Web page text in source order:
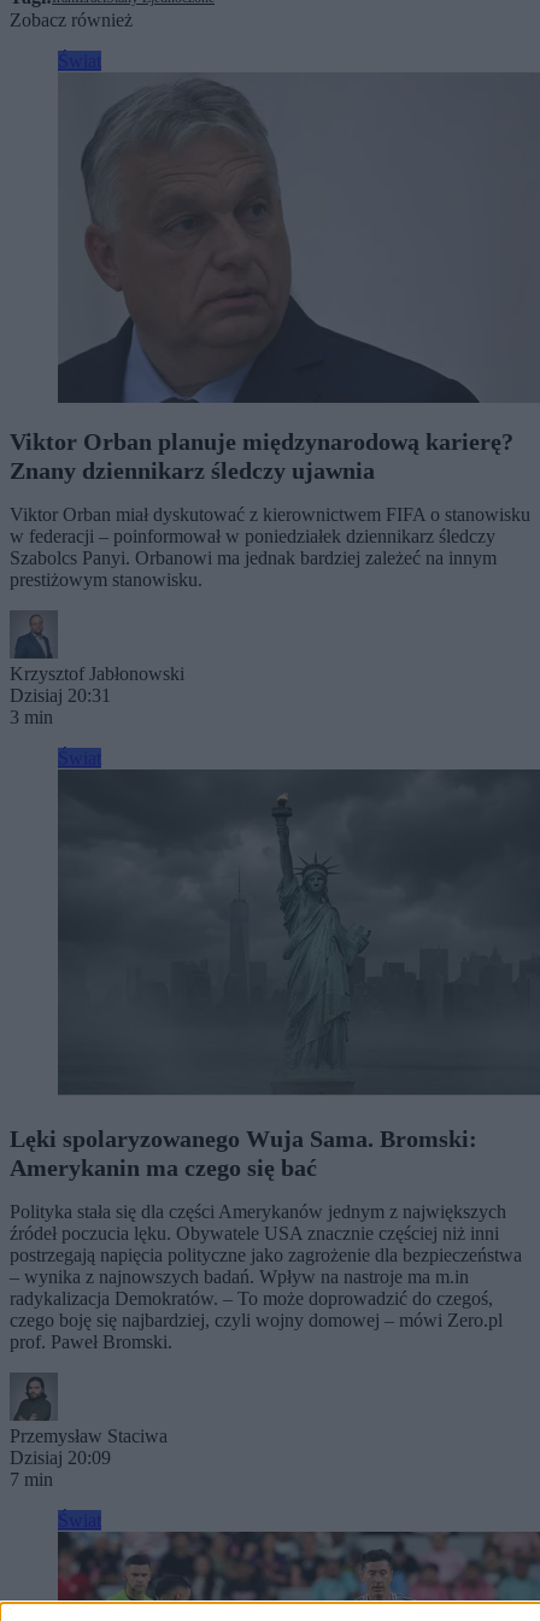
Zobacz również
Viktor Orban planuje międzynarodową karierę?
Znany dziennikarz śledczy ujawnia
Viktor Orban miał dyskutować z kierownictwem FIFA o stanowisku
w federacji – poinformował w poniedziałek dziennikarz śledczy
Szabolcs Panyi. Orbanowi ma jednak bardziej zależeć na innym
prestiżowym stanowisku.
Krzysztof Jabłonowski
Dzisiaj 20:31
3 min
Lęki spolaryzowanego Wuja Sama. Bromski:
Amerykanin ma czego się bać
Polityka stała się dla części Amerykanów jednym z największych
źródeł poczucia lęku. Obywatele USA znacznie częściej niż inni
postrzegają napięcia polityczne jako zagrożenie dla bezpieczeństwa
– wynika z najnowszych badań. Wpływ na nastroje ma m.in
radykalizacja Demokratów. – To może doprowadzić do czegoś,
czego boję się najbardziej, czyli wojny domowej – mówi Zero.pl
prof. Paweł Bromski.
Przemysław Staciwa
Dzisiaj 20:09
7 min